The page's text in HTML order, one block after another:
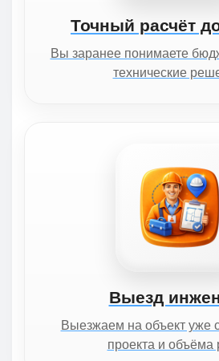
Точный расчёт
Вы заранее понимаете
технические
Выезд
Выезжаем на объект уже
проекта и объёма